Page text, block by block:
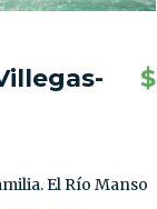
$
El Río Manso